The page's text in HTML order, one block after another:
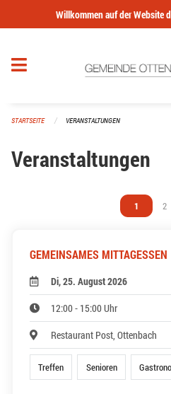
Navigation überspringen
Willkommen auf der Website
STARTSEITE VERANSTALTUNGEN
Veranstaltungen
Vous êtes
1 2
GEMEINSAMES MITTAGESSEN
Di, 25. August 2026
12:00 - 15:00 Uhr
Restaurant Post, Ottenbach
Treffen Senioren